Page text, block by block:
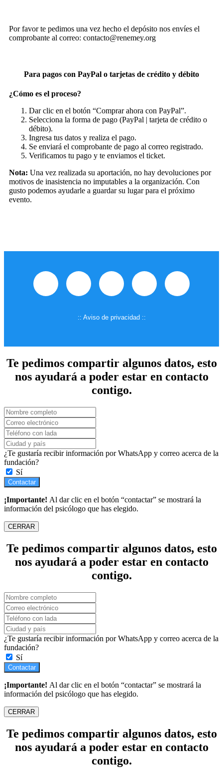
Por favor te pedimos una vez hecho el depósito nos envíes el
comprobante al correo: contacto@renemey.org
Para pagos con PayPal o tarjetas de crédito y débito
¿Cómo es el proceso?
Dar clic en el botón “Comprar ahora con PayPal”.
Selecciona la forma de pago (PayPal | tarjeta de crédito o
débito).
Ingresa tus datos y realiza el pago.
Se enviará el comprobante de pago al correo registrado.
Verificamos tu pago y te enviamos el ticket.
Nota: Una vez realizada su aportación, no hay devoluciones por
motivos de inasistencia no imputables a la organización. Con
gusto podemos ayudarle a guardar su lugar para el próximo
evento.
:: Aviso de privacidad ::
Te pedimos compartir algunos datos, esto
nos ayudará a poder estar en contacto
contigo.
¿Te gustaría recibir información por WhatsApp y correo acerca de la
fundación?
Sí
Contactar
¡Importante! Al dar clic en el botón “contactar” se mostrará la
información del psicólogo que has elegido.
CERRAR
Te pedimos compartir algunos datos, esto
nos ayudará a poder estar en contacto
contigo.
¿Te gustaría recibir información por WhatsApp y correo acerca de la
fundación?
Sí
Contactar
¡Importante! Al dar clic en el botón “contactar” se mostrará la
información del psicólogo que has elegido.
CERRAR
Te pedimos compartir algunos datos, esto
nos ayudará a poder estar en contacto
contigo.